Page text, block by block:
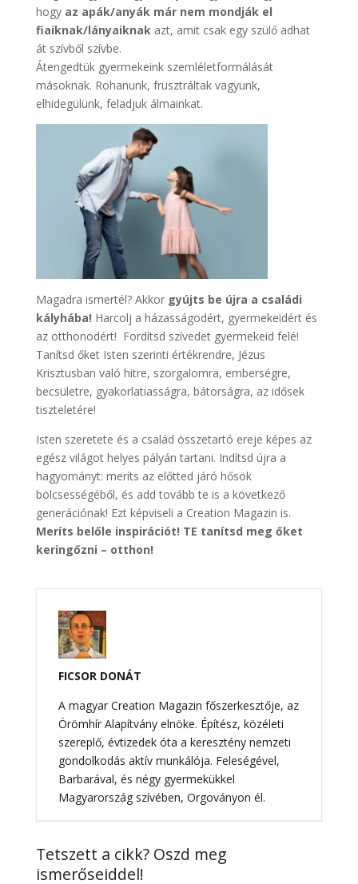
hogy az apák/anyák már nem mondják el
fiaiknak/lányaiknakazt, amit csak egy szülő adhat
át szívből szívbe.
Átengedtük gyermekeink szemléletformálását
másoknak. Rohanunk, frusztráltak vagyunk,
elhidegülünk, feladjuk álmainkat.
Magadra ismertél? Akkor gyújts be újra a családi
kályhába! Harcolj a házasságodért, gyermekeidért és
az otthonodért! Fordítsd szívedet gyermekeid felé!
Tanítsd őket Isten szerinti értékrendre, Jézus
Krisztusban való hitre, szorgalomra, emberségre,
becsületre, gyakorlatiasságra, bátorságra, az idősek
tiszteletére!
Isten szeretete és a család összetartó ereje képes az
egész világot helyes pályán tartani. Indítsd újra a
hagyományt: meríts az előtted járó hősök
bölcsességéből, és add tovább te is a következő
generációnak! Ezt képviseli a Creation Magazin is.
Meríts belőle inspirációt! TE tanítsd meg őket
keringőzni – otthon!
FICSOR DONÁT
A magyar Creation Magazin főszerkesztője, az
Örömhír Alapítvány elnöke. Építész, közéleti
szereplő, évtizedek óta a keresztény nemzeti
gondolkodás aktív munkálója. Feleségével,
Barbarával, és négy gyermekükkel
Magyarország szívében, Orgoványon él.